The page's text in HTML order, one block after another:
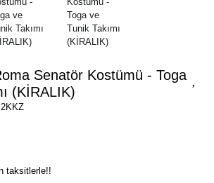
Senatör Kostümü - Toga
(KİRALIK)
taksitlerle!!